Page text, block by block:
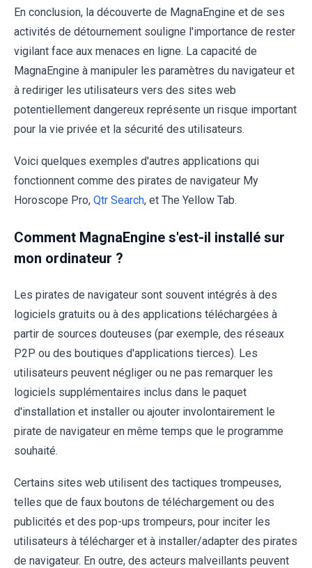
En conclusion, la découverte de MagnaEngine et de ses
activités de détournement souligne l'importance de rester
vigilant face aux menaces en ligne. La capacité de
MagnaEngine à manipuler les paramètres du navigateur et
à rediriger les utilisateurs vers des sites web
potentiellement dangereux représente un risque important
pour la vie privée et la sécurité des utilisateurs.
Voici quelques exemples d'autres applications qui
fonctionnent comme des pirates de navigateur My
Horoscope Pro, Qtr Search, et The Yellow Tab.
Comment MagnaEngine s'est-il installé sur
mon ordinateur ?
Les pirates de navigateur sont souvent intégrés à des
logiciels gratuits ou à des applications téléchargées à
partir de sources douteuses (par exemple, des réseaux
P2P ou des boutiques d'applications tierces). Les
utilisateurs peuvent négliger ou ne pas remarquer les
logiciels supplémentaires inclus dans le paquet
d'installation et installer ou ajouter involontairement le
pirate de navigateur en même temps que le programme
souhaité.
Certains sites web utilisent des tactiques trompeuses,
telles que de faux boutons de téléchargement ou des
publicités et des pop-ups trompeurs, pour inciter les
utilisateurs à télécharger et à installer/adapter des pirates
de navigateur. En outre, des acteurs malveillants peuvent